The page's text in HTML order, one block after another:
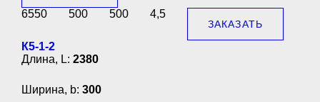
6550 500 500 4,5
ЗАКАЗАТЬ
К5-1-2
Длина, L: 2380
Ширина, b: 300